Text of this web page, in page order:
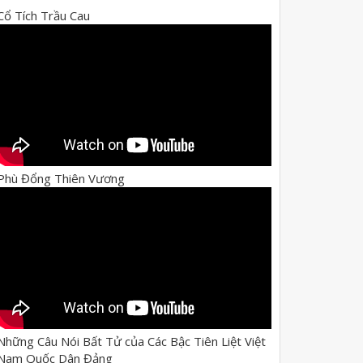
Tích Trầu Cau
Đổng Thiên Vương
Câu Nói Bất Tử của Các Bậc Tiên Liệt Việt
Quốc Dân Đảng